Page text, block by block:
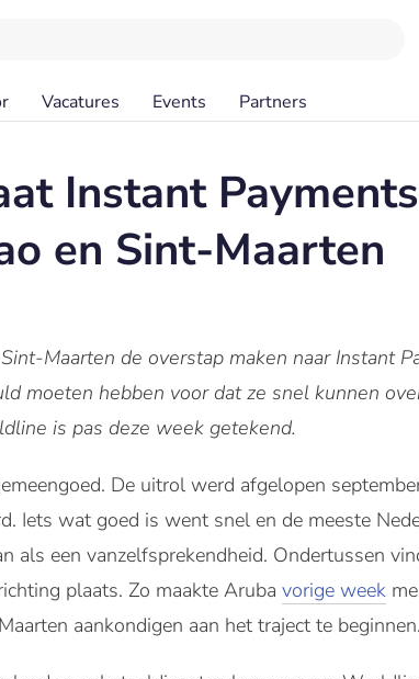
Vacatures Events Partners
Instant Payments
en Sint-Maarten
Maarten de overstap maken naar Instant
moeten hebben voor dat ze snel kunnen
is pas deze week getekend.
De uitrol werd afgelopen
Iets wat goed is went snel en de meeste
als een vanzelfsprekendheid. Ondertussen
plaats. Zo maakte Aruba vorige week
aankondigen aan het traject te beginnen.